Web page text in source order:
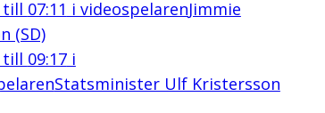
till 07:11 i videospelarenJimmie
(SD)
till 09:17i
Statsminister Ulf Kristersson